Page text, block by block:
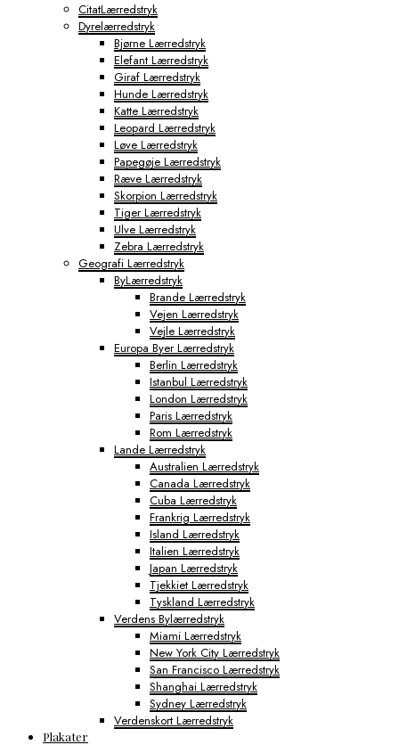
CitatLærredstryk
Dyrelærredstryk
Bjørne Lærredstryk
Elefant Lærredstryk
Giraf Lærredstryk
Hunde Lærredstryk
Katte Lærredstryk
Leopard Lærredstryk
Løve Lærredstryk
Papegøje Lærredstryk
Ræve Lærredstryk
Skorpion Lærredstryk
Tiger Lærredstryk
Ulve Lærredstryk
Zebra Lærredstryk
Geografi Lærredstryk
ByLærredstryk
Brande Lærredstryk
Vejen Lærredstryk
Vejle Lærredstryk
Europa Byer Lærredstryk
Berlin Lærredstryk
Istanbul Lærredstryk
London Lærredstryk
Paris Lærredstryk
Rom Lærredstryk
Lande Lærredstryk
Australien Lærredstryk
Canada Lærredstryk
Cuba Lærredstryk
Frankrig Lærredstryk
Island Lærredstryk
Italien Lærredstryk
Japan Lærredstryk
Tjekkiet Lærredstryk
Tyskland Lærredstryk
Verdens Bylærredstryk
Miami Lærredstryk
New York City Lærredstryk
San Francisco Lærredstryk
Shanghai Lærredstryk
Sydney Lærredstryk
Verdenskort Lærredstryk
Plakater